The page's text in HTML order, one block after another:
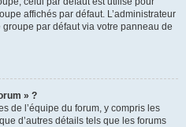
affichés par défaut. L’administrateur
par défaut via votre panneau de
» ?
de l’équipe du forum, y compris les
d’autres détails tels que les forums